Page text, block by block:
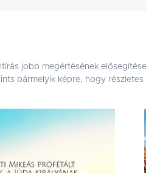
jobb megértésének
bármelyik képre, hogy